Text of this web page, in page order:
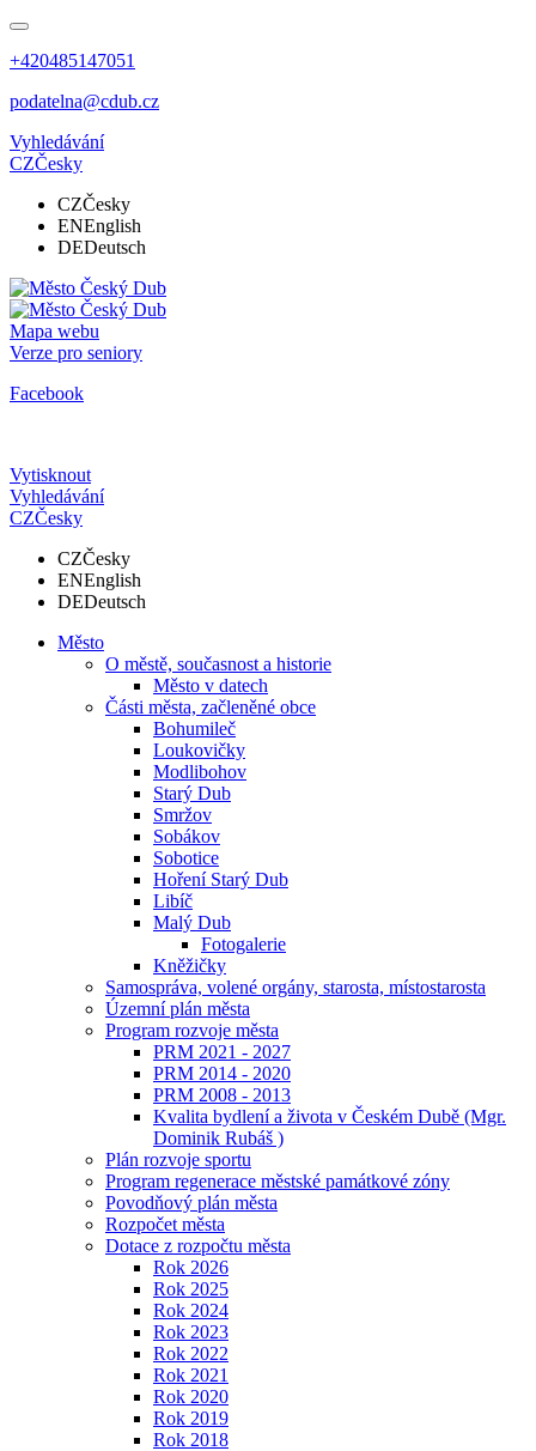
+420485147051
podatelna@cdub.cz
Vyhledávání
CZČesky
CZČesky
ENEnglish
DEDeutsch
Mapa webu
Verze pro seniory
Facebook
Vytisknout
Vyhledávání
CZČesky
CZČesky
ENEnglish
DEDeutsch
Město
O městě, současnost a historie
Město v datech
Části města, začleněné obce
Bohumileč
Loukovičky
Modlibohov
Starý Dub
Smržov
Sobákov
Sobotice
Hoření Starý Dub
Libíč
Malý Dub
Fotogalerie
Kněžičky
Samospráva, volené orgány, starosta, místostarosta
Územní plán města
Program rozvoje města
PRM 2021 - 2027
PRM 2014 - 2020
PRM 2008 - 2013
Kvalita bydlení a života v Českém Dubě (Mgr.
Dominik Rubáš )
Plán rozvoje sportu
Program regenerace městské památkové zóny
Povodňový plán města
Rozpočet města
Dotace z rozpočtu města
Rok 2026
Rok 2025
Rok 2024
Rok 2023
Rok 2022
Rok 2021
Rok 2020
Rok 2019
Rok 2018